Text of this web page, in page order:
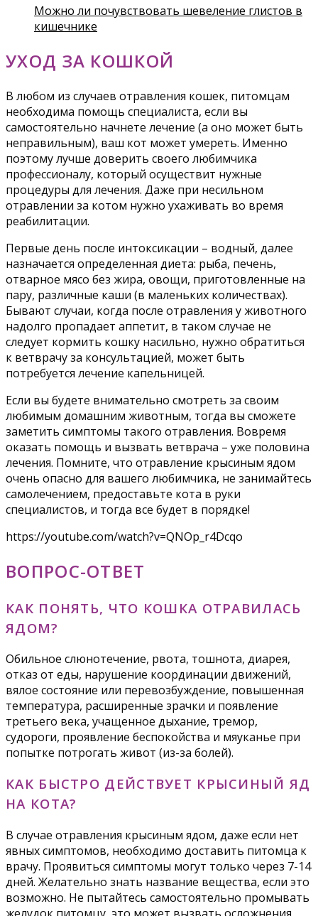
Можно ли почувствовать шевеление глистов в
кишечнике
УХОД ЗА КОШКОЙ
В любом из случаев отравления кошек, питомцам
необходима помощь специалиста, если вы
самостоятельно начнете лечение (а оно может быть
неправильным), ваш кот может умереть. Именно
поэтому лучше доверить своего любимчика
профессионалу, который осуществит нужные
процедуры для лечения. Даже при несильном
отравлении за котом нужно ухаживать во время
реабилитации.
Первые день после интоксикации – водный, далее
назначается определенная диета: рыба, печень,
отварное мясо без жира, овощи, приготовленные на
пару, различные каши (в маленьких количествах).
Бывают случаи, когда после отравления у животного
надолго пропадает аппетит, в таком случае не
следует кормить кошку насильно, нужно обратиться
к ветврачу за консультацией, может быть
потребуется лечение капельницей.
Если вы будете внимательно смотреть за своим
любимым домашним животным, тогда вы сможете
заметить симптомы такого отравления. Вовремя
оказать помощь и вызвать ветврача – уже половина
лечения. Помните, что отравление крысиным ядом
очень опасно для вашего любимчика, не занимайтесь
самолечением, предоставьте кота в руки
специалистов, и тогда все будет в порядке!
https://youtube.com/watch?v=QNOp_r4Dcqo
ВОПРОС-ОТВЕТ
КАК ПОНЯТЬ, ЧТО КОШКА ОТРАВИЛАСЬ
ЯДОМ?
Обильное слюнотечение, рвота, тошнота, диарея,
отказ от еды, нарушение координации движений,
вялое состояние или перевозбуждение, повышенная
температура, расширенные зрачки и появление
третьего века, учащенное дыхание, тремор,
судороги, проявление беспокойства и мяуканье при
попытке потрогать живот (из-за болей).
КАК БЫСТРО ДЕЙСТВУЕТ КРЫСИНЫЙ ЯД
НА КОТА?
В случае отравления крысиным ядом, даже если нет
явных симптомов, необходимо доставить питомца к
врачу. Проявиться симптомы могут только через 7-14
дней. Желательно знать название вещества, если это
возможно. Не пытайтесь самостоятельно промывать